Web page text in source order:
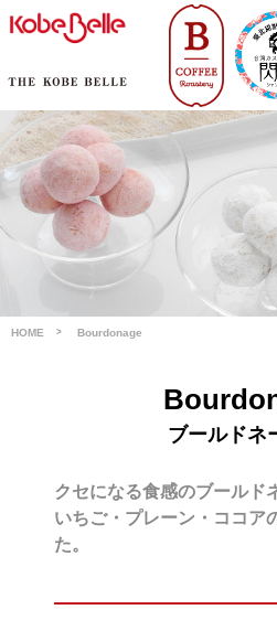
HOME Bourdonage
ブールドネ
クセになる食感のブールド
いちご・プレーン・ココア
た。